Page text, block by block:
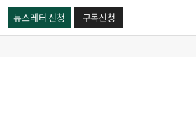
뉴스레터 신청 구독신청